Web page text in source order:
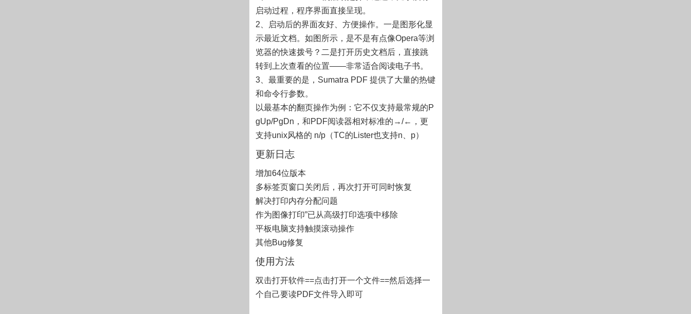
启动过程，程序界面直接呈现。
2、启动后的界面友好、方便操作。一是图形化显
示最近文档。如图所示，是不是有点像Opera等浏
览器的快速拨号？二是打开历史文档后，直接跳
转到上次查看的位置——非常适合阅读电子书。
3、最重要的是，Sumatra PDF 提供了大量的热键
和命令行参数。
以最基本的翻页操作为例：它不仅支持最常规的P
gUp/PgDn，和PDF阅读器相对标准的→/←，更
支持unix风格的 n/p（TC的Lister也支持n、p）
更新日志
增加64位版本
多标签页窗口关闭后，再次打开可同时恢复
解决打印内存分配问题
作为图像打印”已从高级打印选项中移除
平板电脑支持触摸滚动操作
其他Bug修复
使用方法
双击打开软件==点击打开一个文件==然后选择一
个自己要读PDF文件导入即可